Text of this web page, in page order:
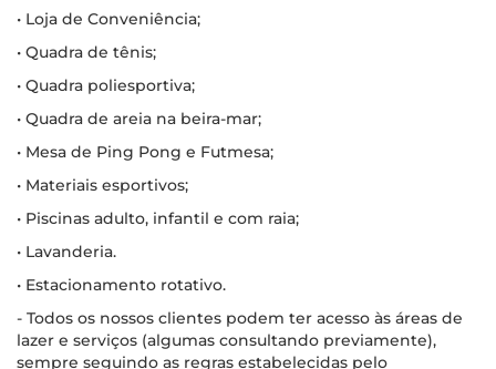
• Loja de Conveniência;
• Quadra de tênis;
• Quadra poliesportiva;
• Quadra de areia na beira-mar;
• Mesa de Ping Pong e Futmesa;
• Materiais esportivos;
• Piscinas adulto, infantil e com raia;
• Lavanderia.
• Estacionamento rotativo.
- Todos os nossos clientes podem ter acesso às áreas de
lazer e serviços (algumas consultando previamente),
sempre seguindo as regras estabelecidas pelo